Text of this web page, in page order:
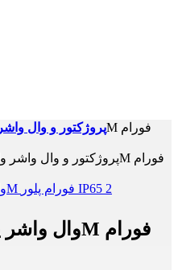
پروژکتور و وال واشر